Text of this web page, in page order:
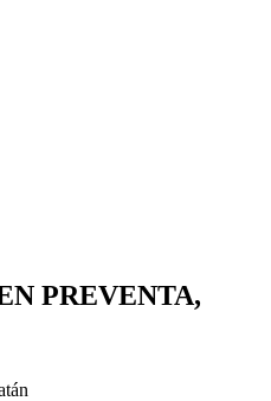
PREVENTA,